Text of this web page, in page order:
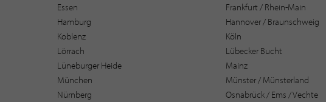
Essen
Frankfurt / Rhein-Main
Hamburg
Hannover / Braunschweig
Koblenz
Köln
Lörrach
Lübecker Bucht
Lüneburger Heide
Mainz
München
Münster / Münsterland
Nürnberg
Osnabrück / Ems / Vechte